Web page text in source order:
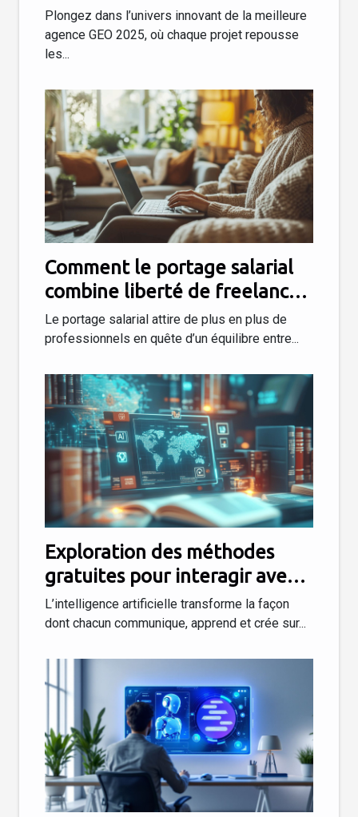
2025
Plongez dans l’univers innovant de la meilleure
agence GEO 2025, où chaque projet repousse
les...
Comment le portage salarial
combine liberté de freelance
et sécurité du salariat
Le portage salarial attire de plus en plus de
professionnels en quête d’un équilibre entre...
Exploration des méthodes
gratuites pour interagir avec
l'IA en français
L’intelligence artificielle transforme la façon
dont chacun communique, apprend et crée sur...